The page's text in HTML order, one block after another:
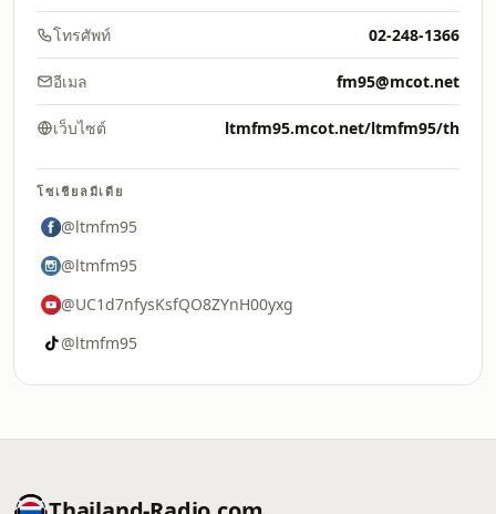
โทรศัพท์ 02-248-1366
อีเมล fm95@mcot.net
เว็บไซต์ ltmfm95.mcot.net/ltmfm95/th
โซเชียลมีเดีย
@ltmfm95
@ltmfm95
@UC1d7nfysKsfQO8ZYnH00yxg
@ltmfm95